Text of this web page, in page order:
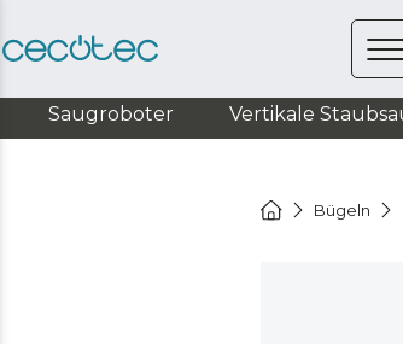
Saugroboter Vertikale
Bügeln